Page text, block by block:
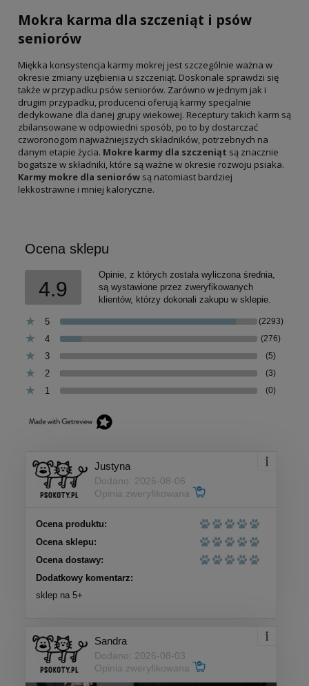
Mokra karma dla szczeniąt i psów
seniorów
Miękka konsystencja karmy mokrej jest szczególnie ważna w
okresie zmiany uzębienia u szczeniąt. Doskonale sprawdzi się
także w przypadku psów seniorów. Zarówno w jednym jak i
drugim przypadku, producenci oferują karmy specjalnie
dedykowane dla danej grupy wiekowej. Receptury takich karm są
zbilansowane w odpowiedni sposób, po to by dostarczać
czworonogom najważniejszych składników, potrzebnych na
danym etapie życia. Mokre karmy dla szczeniąt są znacznie
bogatsze w składniki, które są ważne w okresie rozwoju psiaka.
Karmy mokre dla seniorów są natomiast bardziej
lekkostrawne i mniej kaloryczne.
Ocena sklepu
4.9
Opinie, z których została wyliczona średnia,
są wystawione przez zweryfikowanych
klientów, którzy dokonali zakupu w sklepie.
5 (2293)
4 (276)
3 (5)
2 (3)
1 (0)
Justyna
Dodano: 2026-08-06
Opinia zweryfikowana
Ocena produktu:
Ocena sklepu:
Ocena dostawy:
Dodatkowy komentarz:
sklep na 5+
Sandra
Dodano: 2026-08-03
Opinia zweryfikowana